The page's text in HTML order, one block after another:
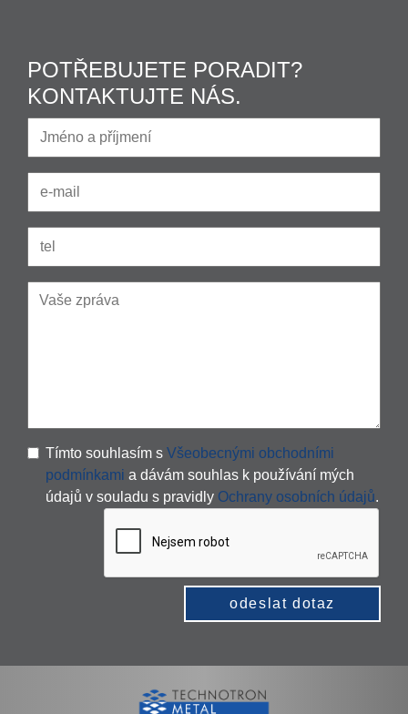
POTŘEBUJETE PORADIT?
KONTAKTUJTE NÁS.
Tímto souhlasím s Všeobecnými obchodními
podmínkami a dávám souhlas k používání mých
údajů v souladu s pravidly Ochrany osobních údajů.
odeslat dotaz